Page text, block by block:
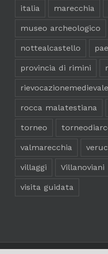
italia marecchia
museo archeologico
nottealcastello
provincia di rimini
rievocazionemedievale
rocca malatestiana
torneo
valmarecchia
villaggi Villanoviani
visita guidata